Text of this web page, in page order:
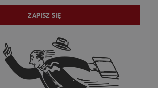
ZAPISZ SIĘ